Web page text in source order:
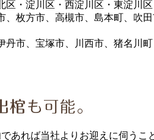
区・淀川区・西淀川区・東淀川
、枚方市、高槻市、島本町、吹
丹市、宝塚市、川西市、猪名川町
あれば当社よりお迎えに伺うこ